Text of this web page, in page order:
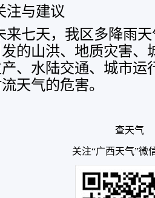
注与建议
来七天，我区多降雨
的山洪、地质灾害、
、水陆交通、城市运
天气的危害。
查天气
关注“广西天气”微